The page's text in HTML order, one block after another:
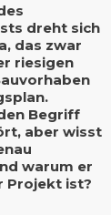
dreht sich
das zwar
riesigen
Begriff
aber wisst
warum er
Projekt ist?